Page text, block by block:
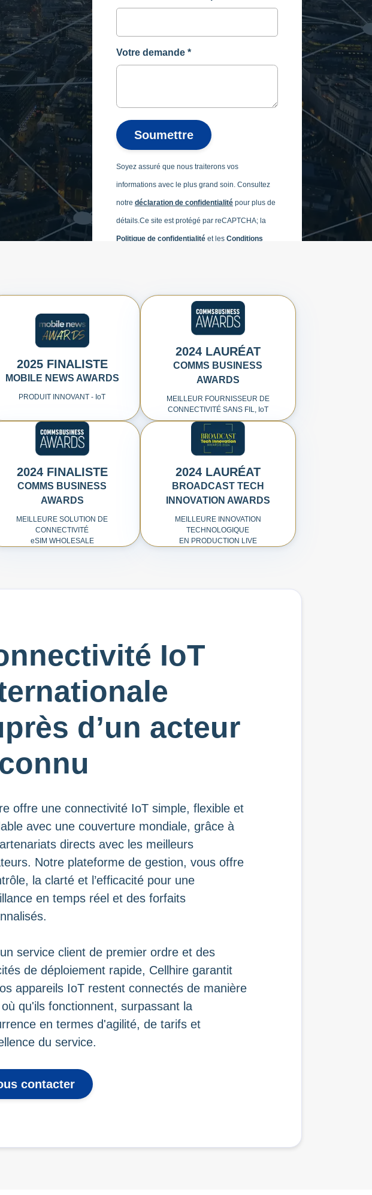
Votre demande *
Soumettre
Soyez assuré que nous traiterons vos
informations avec le plus grand soin. Consultez
notre déclaration de confidentialité pour plus de
détails.Ce site est protégé par reCAPTCHA; la
Politique de confidentialité et les Conditions
2025 FINALISTE
MOBILE NEWS AWARDS
PRODUIT INNOVANT - IoT
2024 LAURÉAT
COMMS BUSINESS
AWARDS
MEILLEUR FOURNISSEUR DE
CONNECTIVITÉ SANS FIL, IoT
2024 FINALISTE
COMMS BUSINESS
AWARDS
MEILLEURE SOLUTION DE
CONNECTIVITÉ
eSIM WHOLESALE
2024 LAURÉAT
BROADCAST TECH
INNOVATION AWARDS
MEILLEURE INNOVATION
TECHNOLOGIQUE
EN PRODUCTION LIVE
IoT
d’un acteur
offre une connectivité IoT simple, flexible et
avec une couverture mondiale, grâce à
directs avec les meilleurs
Notre plateforme de gestion, vous offre
la clarté et l’efficacité pour une
en temps réel et des forfaits
service client de premier ordre et des
de déploiement rapide, Cellhire garantit
appareils IoT restent connectés de manière
qu'ils fonctionnent, surpassant la
en termes d'agilité, de tarifs et
du service.
contacter